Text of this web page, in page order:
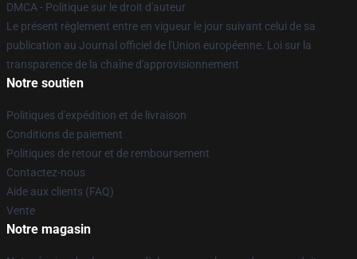
DMCA - Politique sur le droit d'auteur
Le présent règlement entre en vigueur le jour suivant celui de sa
publication au Journal officiel de l'Union européenne. Loi sur la
transparence de la chaîne d'approvisionnement
Notre soutien
Politiques d'expédition et de livraison
Conditions de paiement
Politiques de retour et de remboursement
Contactez-nous
Aide aux clients (FAQ)
Vente
Notre magasin